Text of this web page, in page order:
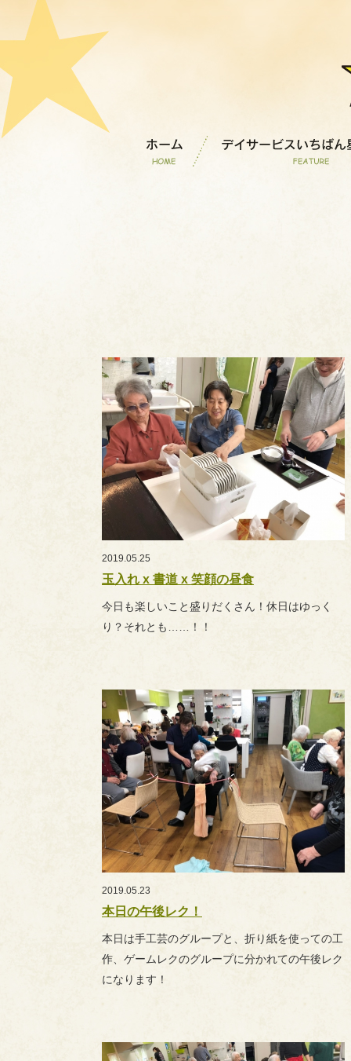
2019.05.25
玉入れ x 書道 x 笑顔の昼食
今日も楽しいこと盛りだくさん！休日はゆっく
り？それとも……！！
2019.05.23
本日の午後レク！
本日は手工芸のグループと、折り紙を使っての工
作、ゲームレクのグループに分かれての午後レク
になります！